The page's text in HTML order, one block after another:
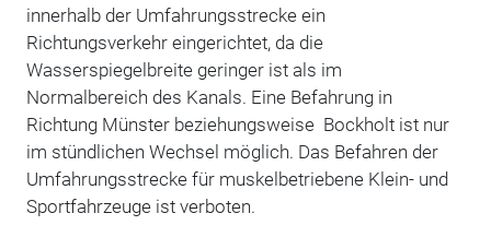
innerhalb der Umfahrungsstrecke ein
Richtungsverkehr eingerichtet, da die
Wasserspiegelbreite geringer ist als im
Normalbereich des Kanals. Eine Befahrung in
Richtung Münster beziehungsweise Bockholt ist nur
im stündlichen Wechsel möglich. Das Befahren der
Umfahrungsstrecke für muskelbetriebene Klein- und
Sportfahrzeuge ist verboten.